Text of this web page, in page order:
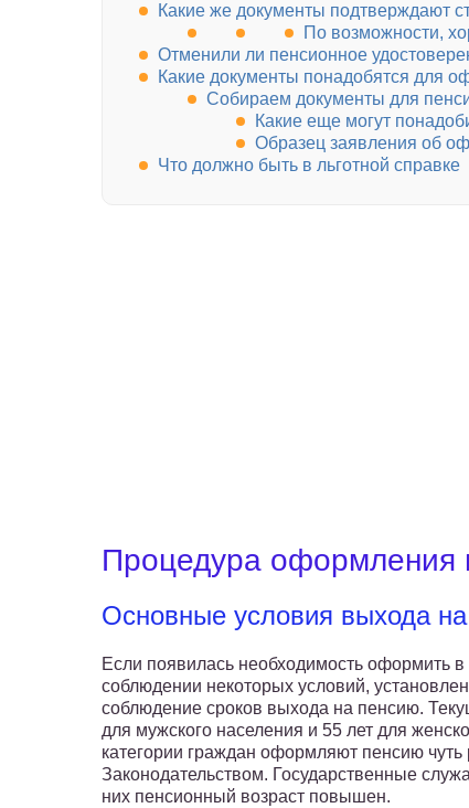
Какие же документы подтверждают
По возможности,
Отменили ли пенсионное
Какие документы понадобятся для
Собираем документы для
Какие еще могут
Образец заявления об
Что должно быть в льготной справке
Процедура
Основные условия выхода
Если появилась необходимость оформить
соблюдении некоторых условий,
соблюдение сроков выхода на пенсию.
для мужского населения и 55 лет для
категории граждан оформляют пенсию
Законодательством. Государственные
них пенсионный возраст повышен.